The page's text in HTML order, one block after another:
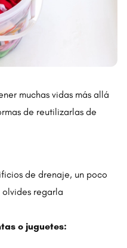
muchas vidas más allá
de reutilizarlas de
de drenaje, un poco
regarla
o juguetes: